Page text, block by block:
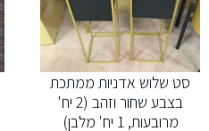
סט שלוש אדניות ממתכת
בצבע שחור וזהב (2 יח'
מרובעות, 1 יח' מלבן)